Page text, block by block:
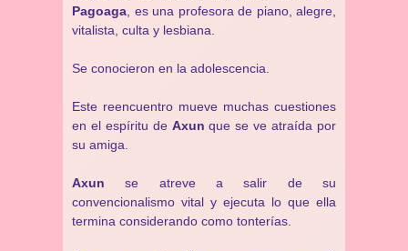
Pagoaga , es una profesora de piano, alegre,
vitalista, culta y lesbiana.
Se conocieron en la adolescencia.
Este reencuentro mueve muchas cuestiones
en el espíritu de Axun que se ve atraída por
su amiga.
Axun se atreve a salir de su
convencionalismo vital y ejecuta lo que ella
termina considerando como tonterías.